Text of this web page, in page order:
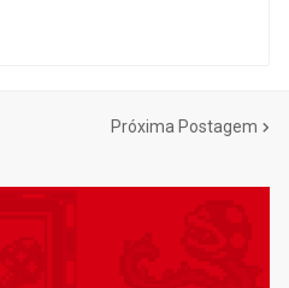
Próxima Postagem